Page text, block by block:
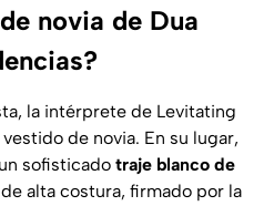
novia de Dua
la intérprete de Levitating
de novia. En su lugar,
sofisticado traje blanco de
alta costura, firmado por la